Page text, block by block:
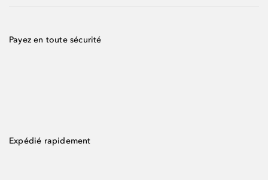
Payez en toute sécurité
Expédié rapidement